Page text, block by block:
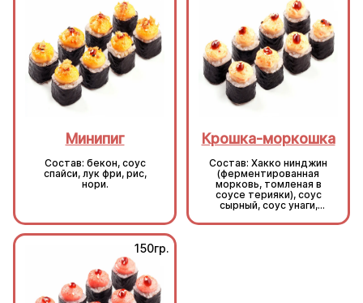
Минипиг
Состав: бекон, соус
спайси, лук фри, рис,
нори.
Крошка-моркошка
Состав: Хакко нинджин
(ферментированная
морковь, томленая в
соусе терияки), соус
сырный, соус унаги,
150гр.